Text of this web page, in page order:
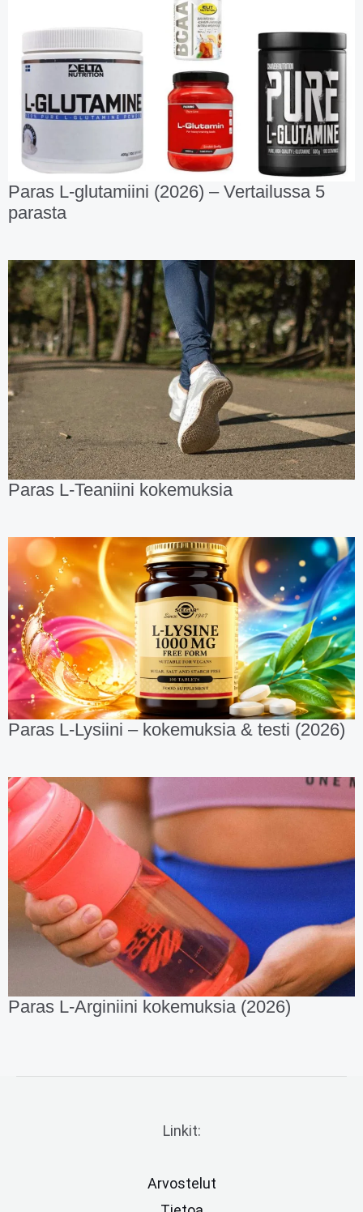
Paras L-glutamiini (2026) – Vertailussa 5
parasta
Paras L-Teaniini kokemuksia
Paras L-Lysiini – kokemuksia & testi (2026)
Paras L-Arginiini kokemuksia (2026)
Linkit:
Arvostelut